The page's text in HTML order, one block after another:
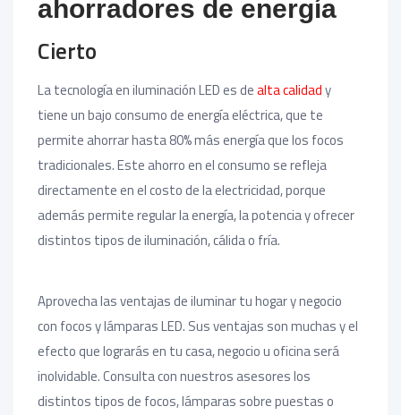
ahorradores de energía
Cierto
La tecnología en iluminación LED es dealta calidady
tiene un bajo consumo de energía eléctrica, que te
permite ahorrar hasta 80% más energía que los focos
tradicionales. Este ahorro en el consumo se refleja
directamente en el costo de la electricidad, porque
además permite regular la energía, la potencia y ofrecer
distintos tipos de iluminación, cálida o fría.
Aprovecha las ventajas de iluminar tu hogar y negocio
con focos y lámparas LED. Sus ventajas son muchas y el
efecto que lograrás en tu casa, negocio u oficina será
inolvidable. Consulta con nuestros asesores los
distintos tipos de focos, lámparas sobre puestas o